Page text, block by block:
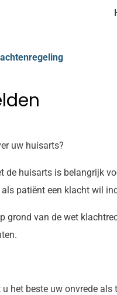
uw huisarts?
de huisarts is belangrijk
patiënt een klacht wil
grond van de wet
u het beste uw onvrede